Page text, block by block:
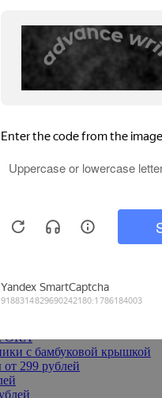
до -50%
по промокоду
до -70%
доставкой
с бамбуковой крышкой
299 рублей